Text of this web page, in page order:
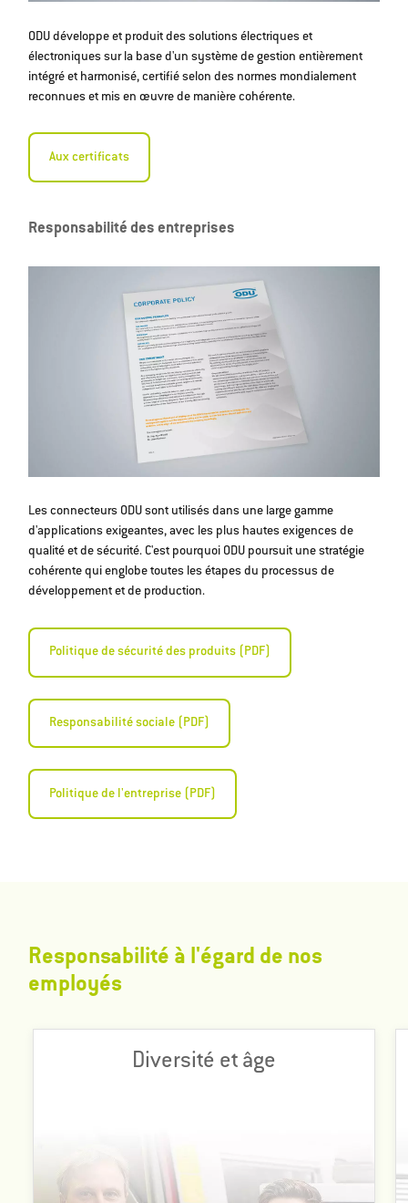
ODU développe et produit des solutions électriques et
électroniques sur la base d'un système de gestion entièrement
intégré et harmonisé, certifié selon des normes mondialement
reconnues et mis en œuvre de manière cohérente.
Aux certificats
Responsabilité des entreprises
Les connecteurs ODU sont utilisés dans une large gamme
d'applications exigeantes, avec les plus hautes exigences de
qualité et de sécurité. C'est pourquoi ODU poursuit une stratégie
cohérente qui englobe toutes les étapes du processus de
développement et de production.
Politique de sécurité des produits (PDF)
Responsabilité sociale (PDF)
Politique de l'entreprise (PDF)
Responsabilité à l'égard de nos
employés
Diversité et âge
Notre succès en tant qu'entreprise internationale repose
sur la diversité des nationalités, des sexes, des disciplines,